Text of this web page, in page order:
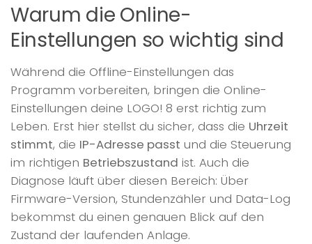
Warum die Online-
Einstellungen so wichtig sind
Während die Offline-Einstellungen das
Programm vorbereiten, bringen die Online-
Einstellungen deine LOGO! 8 erst richtig zum
Leben. Erst hier stellst du sicher, dass die Uhrzeit
stimmt, die IP-Adresse passt und die Steuerung
im richtigen Betriebszustand ist. Auch die
Diagnose läuft über diesen Bereich: Über
Firmware-Version, Stundenzähler und Data-Log
bekommst du einen genauen Blick auf den
Zustand der laufenden Anlage.